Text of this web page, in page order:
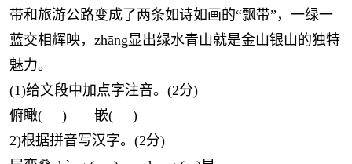
带和旅游公路变成了两条如诗如画的“飘带”，一绿一
蓝交相辉映，zhāng显出绿水青山就是金山银山的独特
魅力。
(1)给文段中加点字注音。(2分)
俯瞰( ) 嵌( )
2)根据拼音写汉字。(2分)